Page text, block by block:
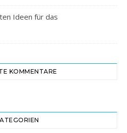
Ideen für das
KOMMENTARE